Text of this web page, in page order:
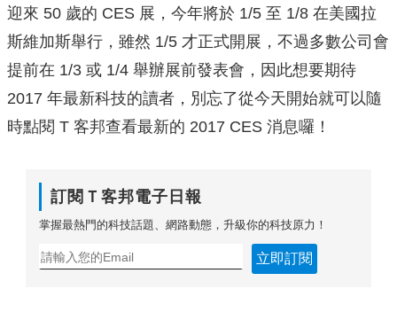
迎來 50 歲的 CES 展，今年將於 1/5 至 1/8 在美國拉
斯維加斯舉行，雖然 1/5 才正式開展，不過多數公司會
提前在 1/3 或 1/4 舉辦展前發表會，因此想要期待
2017 年最新科技的讀者，別忘了從今天開始就可以隨
時點閱 T 客邦查看最新的 2017 CES 消息囉！
訂閱Ｔ客邦電子日報
掌握最熱門的科技話題、網路動態，升級你的科技原力！
立即訂閱